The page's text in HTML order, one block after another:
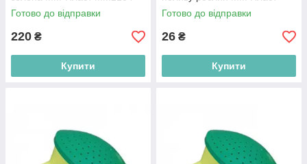
Готово до відправки
220 ₴
Купити
ММ2171
Готово до відправки
26 ₴
Купити